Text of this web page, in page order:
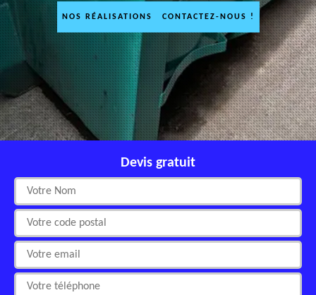
NOS RÉALISATIONS CONTACTEZ-NOUS !
Devis gratuit